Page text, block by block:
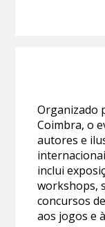
Organizado
Coimbra, o
autores e
inclui
workshops,
concursos
aos jogos e